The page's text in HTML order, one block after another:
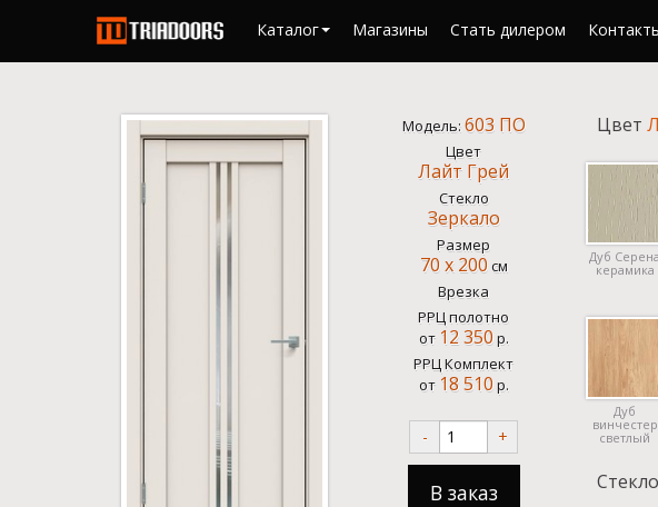
Каталог Магазины Стать дилером
Модель:603 ПО
Цвет
Лайт Грей
Стекло
Зеркало
Размер
70 x 200см
Врезка
РРЦ полотно
от 12 350р.
РРЦ Комплект
от 18 510р.
- +
В заказ
Цвет
Дуб Серена
керамика
Дуб
винчестер
светлый